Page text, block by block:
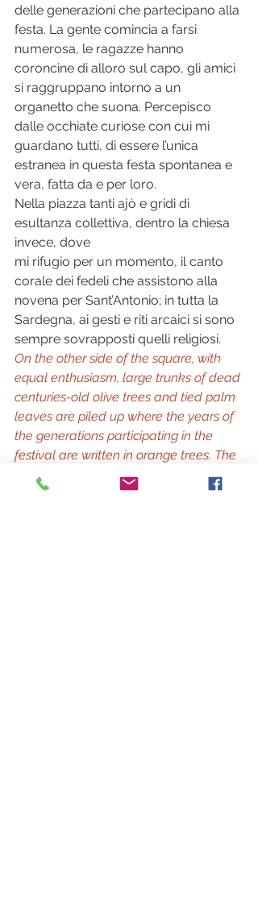
delle generazioni che partecipano alla
festa. La gente comincia a farsi
numerosa, le ragazze hanno
coroncine di alloro sul capo, gli amici
si raggruppano intorno a un
organetto che suona. Percepisco
dalle occhiate curiose con cui mi
guardano tutti, di essere l’unica
estranea in questa festa spontanea e
vera, fatta da e per loro.
Nella piazza tanti ajò e gridi di
esultanza collettiva, dentro la chiesa
invece, dove
mi rifugio per un momento, il canto
corale dei fedeli che assistono alla
novena per Sant’Antonio; in tutta la
Sardegna, ai gesti e riti arcaici si sono
sempre sovrapposti quelli religiosi.
On the other side of the square, with
equal enthusiasm, large trunks of dead
centuries-old olive trees and tied palm
leaves are piled up where the years of
the generations participating in the
festival are written in orange trees. The
people are starting to get bigger, the
girls have laurel wreaths on their